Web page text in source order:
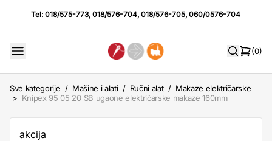
Tel:018/575-773,018/576-704,018/576-705,060/0576-704
(0)
Sve kategorije / Mašine i alati / Ručni alat / Makaze električarske
> Knipex 95 05 20 SB ugaone električarske makaze 160mm
akcija